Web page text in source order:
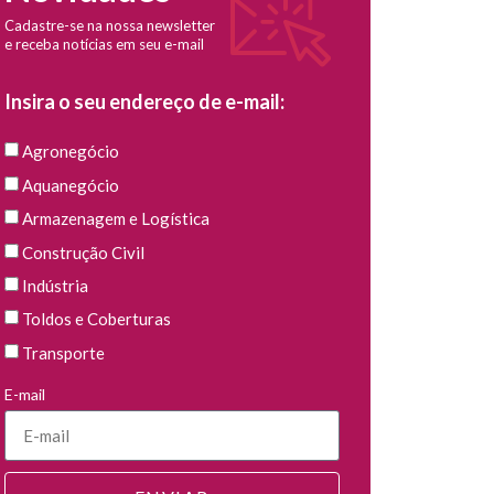
Cadastre-se na nossa newsletter
e receba notícias em seu e-mail
Insira o seu endereço de e-mail:
Agronegócio
Aquanegócio
Armazenagem e Logística
Construção Civil
Indústria
Toldos e Coberturas
Transporte
E-mail